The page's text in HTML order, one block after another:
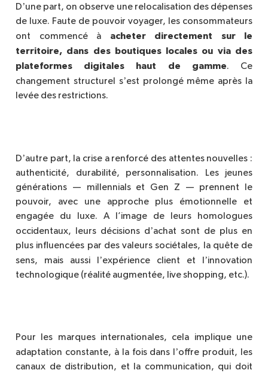
D’une part, on observe une relocalisation des dépenses
de luxe. Faute de pouvoir voyager, les consommateurs
ont commencé à acheter directement sur le
territoire, dans des boutiques locales ou via des
plateformes digitales haut de gamme. Ce
changement structurel s’est prolongé même après la
levée des restrictions.
D’autre part, la crise a renforcé des attentes nouvelles :
authenticité, durabilité, personnalisation. Les jeunes
générations — millennials et Gen Z — prennent le
pouvoir, avec une approche plus émotionnelle et
engagée du luxe. A l’image de leurs homologues
occidentaux, leurs décisions d’achat sont de plus en
plus influencées par des valeurs sociétales, la quête de
sens, mais aussi l ’expérience client et l ’innovation
technologique (réalité augmentée, live shopping, etc.).
Pour les marques internationales, cela implique une
adaptation constante, à la fois dans l ’offre produit, les
canaux de distribution, et la communication, qui doit